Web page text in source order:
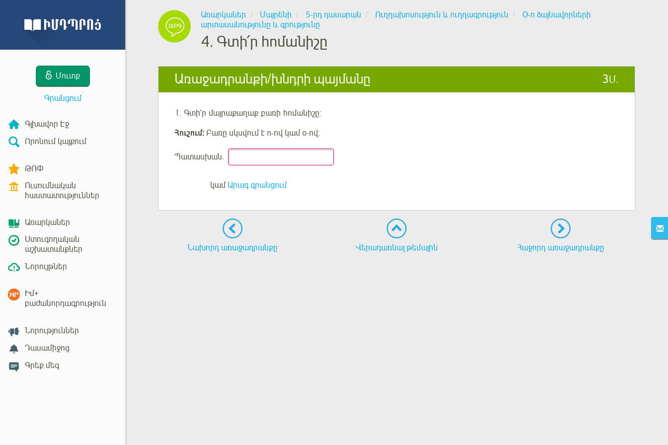
Մուտք
Գրանցում
Գլխավոր Էջ
Որոնում կայքում
ԹՈՓ
Ուսումնական
հաստատություններ
Առարկաներ
Ստուգողական
աշխատանքներ
Նորույթներ
Իմ+
բաժանորդագրություն
Նորություններ
Դասամիջոց
Գրեք մեզ
Առարկաներ Մայրենի 5-րդ դասարան Ուղղախոսություն և ուղղագրություն
Օ-ո ձայնավորների
արտասանությունը և գրությունը
4. Գտի՛ր հոմանիշը
Առաջադրանքի/խնդրի պայմանը 3Մ.
1. Գտի՛ր մայրաքաղաք բառի հոմանիշը:
Հուշում: Բառը սկսվում է ո-ով կամ օ-ով:
Պատասխան.
կամ Արագ գրանցում
Նախորդ առաջադրանքը Վերադառնալ թեմային Հաջորդ առաջադրանքը